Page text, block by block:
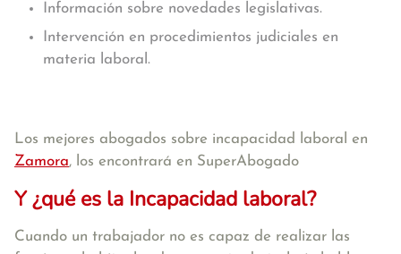
Información sobre novedades legislativas.
Intervención en procedimientos judiciales en
materia laboral.
Los mejores abogados sobre incapacidad laboral en
Zamora, los encontrará en SuperAbogado
Y ¿qué es la Incapacidad laboral?
Cuando un trabajador no es capaz de realizar las